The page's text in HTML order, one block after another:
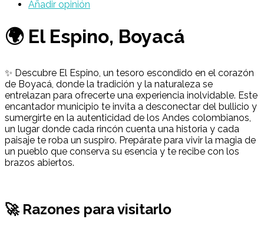
Añadir opinión
🌍 El Espino, Boyacá
✨ Descubre El Espino, un tesoro escondido en el corazón
de Boyacá, donde la tradición y la naturaleza se
entrelazan para ofrecerte una experiencia inolvidable. Este
encantador municipio te invita a desconectar del bullicio y
sumergirte en la autenticidad de los Andes colombianos,
un lugar donde cada rincón cuenta una historia y cada
paisaje te roba un suspiro. Prepárate para vivir la magia de
un pueblo que conserva su esencia y te recibe con los
brazos abiertos.
🚀 Razones para visitarlo